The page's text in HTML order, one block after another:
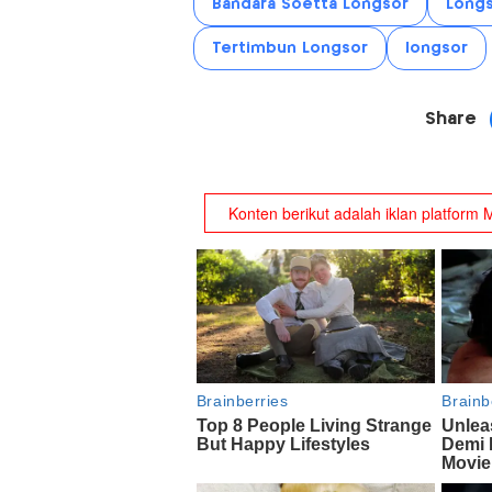
Bandara Soetta Longsor
Tertimbun Longsor longsor
Share